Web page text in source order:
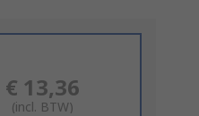
€ 13,36
(incl. BTW)